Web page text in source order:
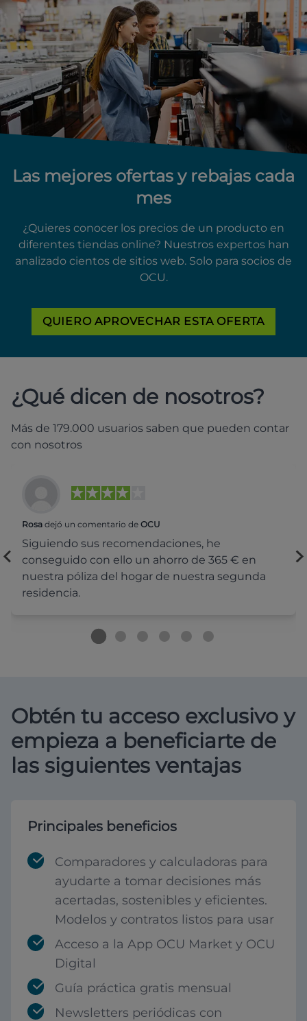
Las mejores ofertas y rebajas cada
mes
¿Quieres conocer los precios de un producto en
diferentes tiendas online? Nuestros expertos han
analizado cientos de sitios web. Solo para socios de
OCU.
QUIERO APROVECHAR ESTA OFERTA
¿Qué dicen de nosotros?
Más de 179.000 usuarios saben que pueden contar
con nosotros
Rosa dejó un comentario de OCU
Siguiendo sus recomendaciones, he
conseguido con ello un ahorro de 365 € en
nuestra póliza del hogar de nuestra segunda
residencia.
Obtén tu acceso exclusivo y
empieza a beneficiarte de
las siguientes ventajas
Principales beneficios
Comparadores y calculadoras para
ayudarte a tomar decisiones más
acertadas, sostenibles y eficientes.
Modelos y contratos listos para usar
Acceso a la App OCU Market y OCU
Digital
Guía práctica gratis mensual
Newsletters periódicas con